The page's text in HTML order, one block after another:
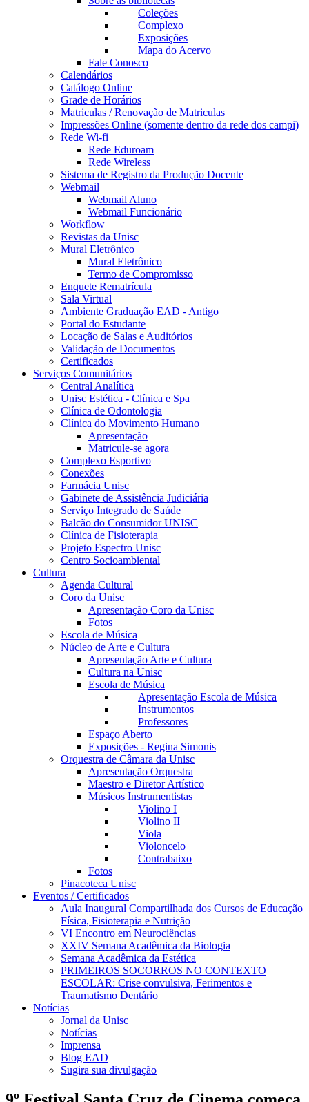
Coleções
Complexo
Exposições
Mapa do Acervo
Fale Conosco
Calendários
Catálogo Online
Grade de Horários
Matriculas / Renovação de Matriculas
Impressões Online (somente dentro da rede dos campi)
Rede Wi-fi
Rede Eduroam
Rede Wireless
Sistema de Registro da Produção Docente
Webmail
Webmail Aluno
Webmail Funcionário
Workflow
Revistas da Unisc
Mural Eletrônico
Mural Eletrônico
Termo de Compromisso
Enquete Rematrícula
Sala Virtual
Ambiente Graduação EAD - Antigo
Portal do Estudante
Locação de Salas e Auditórios
Validação de Documentos
Certificados
Serviços Comunitários
Central Analítica
Unisc Estética - Clínica e Spa
Clínica de Odontologia
Clínica do Movimento Humano
Apresentação
Matricule-se agora
Complexo Esportivo
Conexões
Farmácia Unisc
Gabinete de Assistência Judiciária
Serviço Integrado de Saúde
Balcão do Consumidor UNISC
Clínica de Fisioterapia
Projeto Espectro Unisc
Centro Socioambiental
Cultura
Agenda Cultural
Coro da Unisc
Apresentação Coro da Unisc
Fotos
Escola de Música
Núcleo de Arte e Cultura
Apresentação Arte e Cultura
Cultura na Unisc
Escola de Música
Apresentação Escola de Música
Instrumentos
Professores
Espaço Aberto
Exposições - Regina Simonis
Orquestra de Câmara da Unisc
Apresentação Orquestra
Maestro e Diretor Artístico
Músicos Instrumentistas
Violino I
Violino II
Viola
Violoncelo
Contrabaixo
Fotos
Pinacoteca Unisc
Eventos / Certificados
Aula Inaugural Compartilhada dos Cursos de Educação
Física, Fisioterapia e Nutrição
VI Encontro em Neurociências
XXIV Semana Acadêmica da Biologia
Semana Acadêmica da Estética
PRIMEIROS SOCORROS NO CONTEXTO
ESCOLAR: Crise convulsiva, Ferimentos e
Traumatismo Dentário
Notícias
Jornal da Unisc
Notícias
Imprensa
Blog EAD
Sugira sua divulgação